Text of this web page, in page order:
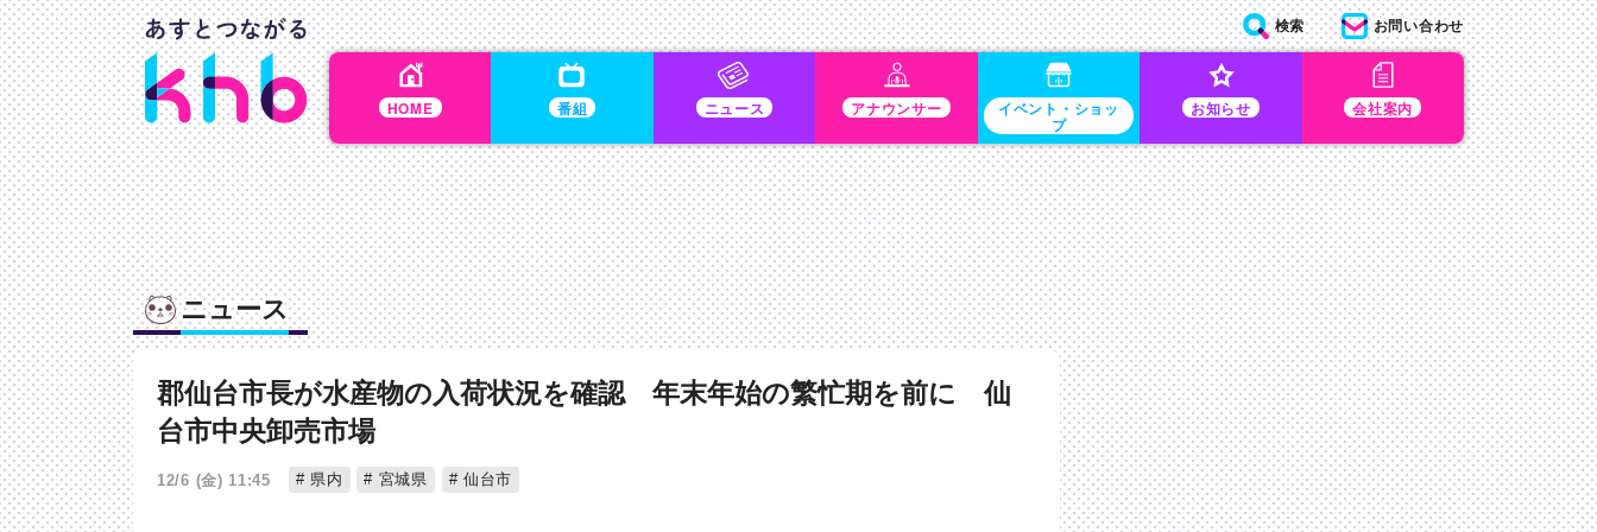
HOME 番組 ニュース アナウンサー イベント・ショッ
プ
お知らせ 会社案内
検索 お問い合わせ
ニュース
郡仙台市長が水産物の入荷状況を確認 年末年始の繁忙期を前に 仙
台市中央卸売市場
12/6 (金) 11:45 県内 宮城県 仙台市